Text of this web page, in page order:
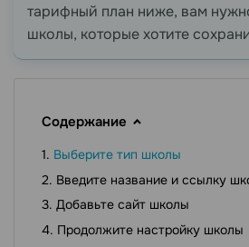
тарифный план ниже, вам
школы, которые хотите
Содержание
Выберите тип школы
Введите название и ссылку
Добавьте сайт школы
Продолжите настройку школы